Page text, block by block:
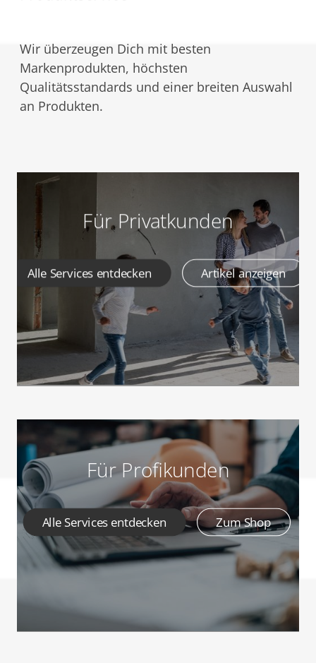
Wir überzeugen Dich mit besten
Markenprodukten, höchsten
Qualitätsstandards und einer breiten Auswahl
an Produkten.
Für Privatkunden
Alle Services entdecken Artikel anzeigen
Für Profikunden
Alle Services entdecken Zum Shop